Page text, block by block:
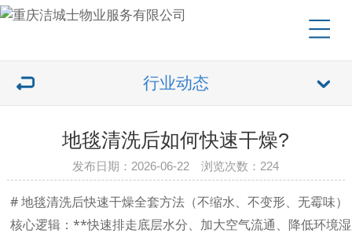
行业动态
地毯清洗后如何快速干燥?
发布日期：2026-06-22 浏览次数：224
# 地毯清洗后快速干燥全套方法（不缩水、不变形、无霉味）
核心逻辑：**快速排走底层水分、加大空气流通、降低环境